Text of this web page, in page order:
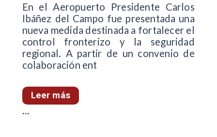
En el Aeropuerto Presidente Carlos
Ibáñez del Campo fue presentada una
nueva medida destinada a fortalecer el
control fronterizo y la seguridad
regional. A partir de un convenio de
colaboración ent
Leer más
...